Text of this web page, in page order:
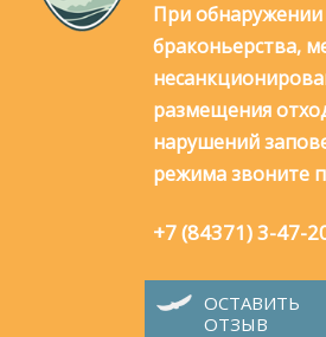
При
браконьерства,
размещения
нарушений
режима звоните
+7 (84371) 3-47-
ОСТАВИТЬ
ОТЗЫВ